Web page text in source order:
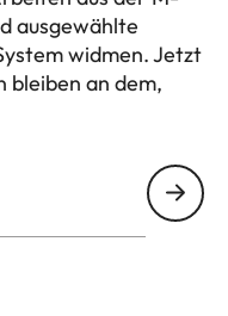
ausgewählte
widmen. Jetzt
bleiben an dem,